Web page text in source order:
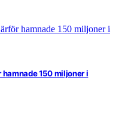
150 miljoner i